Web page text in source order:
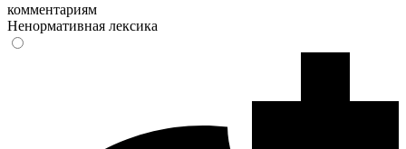
комментариям
Ненормативная лексика